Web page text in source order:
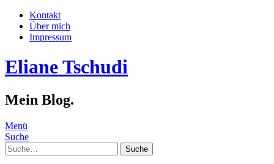
Kontakt
Über mich
Impressum
Eliane Tschudi
Mein Blog.
Menü
Suche
Suche